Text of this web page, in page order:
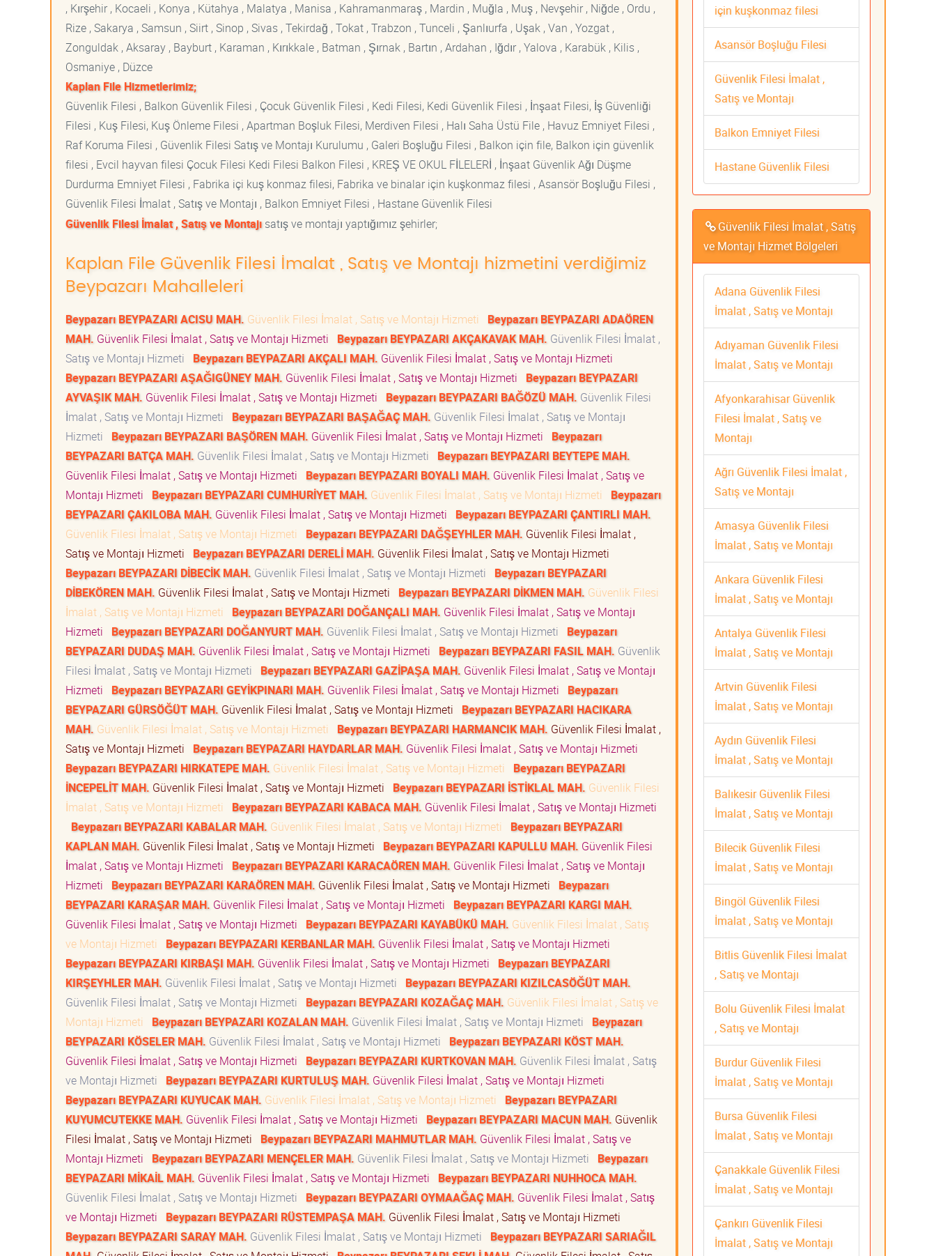
, Kırşehir , Kocaeli , Konya , Kütahya , Malatya , Manisa , Kahramanmaraş , Mardin , Muğla , Muş , Nevşehir , Niğde , Ordu ,
Rize , Sakarya , Samsun , Siirt , Sinop , Sivas , Tekirdağ , Tokat , Trabzon , Tunceli , Şanlıurfa , Uşak , Van , Yozgat ,
Zonguldak , Aksaray , Bayburt , Karaman , Kırıkkale , Batman , Şırnak , Bartın , Ardahan , Iğdır , Yalova , Karabük , Kilis ,
Osmaniye , Düzce
Kaplan File Hizmetlerimiz;
Güvenlik Filesi , Balkon Güvenlik Filesi , Çocuk Güvenlik Filesi , Kedi Filesi, Kedi Güvenlik Filesi , İnşaat Filesi, İş Güvenliği
Filesi , Kuş Filesi, Kuş Önleme Filesi , Apartman Boşluk Filesi, Merdiven Filesi , Halı Saha Üstü File , Havuz Emniyet Filesi ,
Raf Koruma Filesi , Güvenlik Filesi Satış ve Montajı Kurulumu , Galeri Boşluğu Filesi , Balkon için file, Balkon için güvenlik
filesi , Evcil hayvan filesi Çocuk Filesi Kedi Filesi Balkon Filesi , KREŞ VE OKUL FİLELERİ , İnşaat Güvenlik Ağı Düşme
Durdurma Emniyet Filesi , Fabrika içi kuş konmaz filesi, Fabrika ve binalar için kuşkonmaz filesi , Asansör Boşluğu Filesi ,
Güvenlik Filesi İmalat , Satış ve Montajı , Balkon Emniyet Filesi , Hastane Güvenlik Filesi
Güvenlik Filesi İmalat , Satış ve Montajısatış ve montajı yaptığımız şehirler;
Kaplan File Güvenlik Filesi İmalat , Satış ve Montajı hizmetini verdiğimiz
Beypazarı Mahalleleri
Beypazarı BEYPAZARI ACISU MAH. Güvenlik Filesi İmalat , Satış ve Montajı Hizmeti
Beypazarı BEYPAZARI ADAÖREN
MAH. Güvenlik Filesi İmalat , Satış ve Montajı Hizmeti Beypazarı BEYPAZARI AKÇAKAVAK MAH. Güvenlik Filesi İmalat ,
Satış ve Montajı Hizmeti
Beypazarı BEYPAZARI AKÇALI MAH. Güvenlik Filesi İmalat , Satış ve Montajı Hizmeti
Beypazarı BEYPAZARI AŞAĞIGÜNEY MAH. Güvenlik Filesi İmalat , Satış ve Montajı Hizmeti
Beypazarı BEYPAZARI
AYVAŞIK MAH. Güvenlik Filesi İmalat , Satış ve Montajı Hizmeti Beypazarı BEYPAZARI BAĞÖZÜ MAH. Güvenlik Filesi
İmalat , Satış ve Montajı Hizmeti
Beypazarı BEYPAZARI BAŞAĞAÇ MAH. Güvenlik Filesi İmalat , Satış ve Montajı
Hizmeti
Beypazarı BEYPAZARI BAŞÖREN MAH. Güvenlik Filesi İmalat , Satış ve Montajı Hizmeti
Beypazarı
BEYPAZARI BATÇA MAH. Güvenlik Filesi İmalat , Satış ve Montajı Hizmeti
Beypazarı BEYPAZARI BEYTEPE MAH.
Güvenlik Filesi İmalat , Satış ve Montajı Hizmeti
Beypazarı BEYPAZARI BOYALI MAH. Güvenlik Filesi İmalat , Satış ve
Montajı Hizmeti
Beypazarı BEYPAZARI CUMHURİYET MAH. Güvenlik Filesi İmalat , Satış ve Montajı Hizmeti
Beypazarı
BEYPAZARI ÇAKILOBA MAH. Güvenlik Filesi İmalat , Satış ve Montajı Hizmeti
Beypazarı BEYPAZARI ÇANTIRLI MAH.
Güvenlik Filesi İmalat , Satış ve Montajı Hizmeti
Beypazarı BEYPAZARI DAĞŞEYHLER MAH. Güvenlik Filesi İmalat ,
Satış ve Montajı Hizmeti
Beypazarı BEYPAZARI DERELİ MAH. Güvenlik Filesi İmalat , Satış ve Montajı Hizmeti
Beypazarı BEYPAZARI DİBECİK MAH. Güvenlik Filesi İmalat , Satış ve Montajı Hizmeti
Beypazarı BEYPAZARI
DİBEKÖREN MAH. Güvenlik Filesi İmalat , Satış ve Montajı Hizmeti Beypazarı BEYPAZARI DİKMEN MAH. Güvenlik Filesi
İmalat , Satış ve Montajı Hizmeti
Beypazarı BEYPAZARI DOĞANÇALI MAH. Güvenlik Filesi İmalat , Satış ve Montajı
Hizmeti
Beypazarı BEYPAZARI DOĞANYURT MAH. Güvenlik Filesi İmalat , Satış ve Montajı Hizmeti
Beypazarı
BEYPAZARI DUDAŞ MAH. Güvenlik Filesi İmalat , Satış ve Montajı Hizmeti Beypazarı BEYPAZARI FASIL MAH. Güvenlik
Filesi İmalat , Satış ve Montajı Hizmeti
Beypazarı BEYPAZARI GAZİPAŞA MAH. Güvenlik Filesi İmalat , Satış ve Montajı
Hizmeti
Beypazarı BEYPAZARI GEYİKPINARI MAH. Güvenlik Filesi İmalat , Satış ve Montajı Hizmeti
Beypazarı
BEYPAZARI GÜRSÖĞÜT MAH. Güvenlik Filesi İmalat , Satış ve Montajı Hizmeti
Beypazarı BEYPAZARI HACIKARA
MAH. Güvenlik Filesi İmalat , Satış ve Montajı Hizmeti Beypazarı BEYPAZARI HARMANCIK MAH. Güvenlik Filesi İmalat ,
Satış ve Montajı Hizmeti
Beypazarı BEYPAZARI HAYDARLAR MAH. Güvenlik Filesi İmalat , Satış ve Montajı Hizmeti
Beypazarı BEYPAZARI HIRKATEPE MAH. Güvenlik Filesi İmalat , Satış ve Montajı Hizmeti
Beypazarı BEYPAZARI
İNCEPELİT MAH. Güvenlik Filesi İmalat , Satış ve Montajı Hizmeti Beypazarı BEYPAZARI İSTİKLAL MAH. Güvenlik Filesi
İmalat , Satış ve Montajı Hizmeti
Beypazarı BEYPAZARI KABACA MAH. Güvenlik Filesi İmalat , Satış ve Montajı Hizmeti
Beypazarı BEYPAZARI KABALAR MAH. Güvenlik Filesi İmalat , Satış ve Montajı Hizmeti
Beypazarı BEYPAZARI
KAPLAN MAH. Güvenlik Filesi İmalat , Satış ve Montajı Hizmeti Beypazarı BEYPAZARI KAPULLU MAH. Güvenlik Filesi
İmalat , Satış ve Montajı Hizmeti
Beypazarı BEYPAZARI KARACAÖREN MAH. Güvenlik Filesi İmalat , Satış ve Montajı
Hizmeti
Beypazarı BEYPAZARI KARAÖREN MAH. Güvenlik Filesi İmalat , Satış ve Montajı Hizmeti
Beypazarı
BEYPAZARI KARAŞAR MAH. Güvenlik Filesi İmalat , Satış ve Montajı Hizmeti
Beypazarı BEYPAZARI KARGI MAH.
Güvenlik Filesi İmalat , Satış ve Montajı Hizmeti
Beypazarı BEYPAZARI KAYABÜKÜ MAH. Güvenlik Filesi İmalat , Satış
ve Montajı Hizmeti
Beypazarı BEYPAZARI KERBANLAR MAH. Güvenlik Filesi İmalat , Satış ve Montajı Hizmeti
Beypazarı BEYPAZARI KIRBAŞI MAH. Güvenlik Filesi İmalat , Satış ve Montajı Hizmeti
Beypazarı BEYPAZARI
KIRŞEYHLER MAH. Güvenlik Filesi İmalat , Satış ve Montajı Hizmeti
Beypazarı BEYPAZARI KIZILCASÖĞÜT MAH.
Güvenlik Filesi İmalat , Satış ve Montajı Hizmeti
Beypazarı BEYPAZARI KOZAĞAÇ MAH. Güvenlik Filesi İmalat , Satış ve
Montajı Hizmeti
Beypazarı BEYPAZARI KOZALAN MAH. Güvenlik Filesi İmalat , Satış ve Montajı Hizmeti
Beypazarı
BEYPAZARI KÖSELER MAH. Güvenlik Filesi İmalat , Satış ve Montajı Hizmeti
Beypazarı BEYPAZARI KÖST MAH.
Güvenlik Filesi İmalat , Satış ve Montajı Hizmeti
Beypazarı BEYPAZARI KURTKOVAN MAH. Güvenlik Filesi İmalat , Satış
ve Montajı Hizmeti
Beypazarı BEYPAZARI KURTULUŞ MAH. Güvenlik Filesi İmalat , Satış ve Montajı Hizmeti
Beypazarı BEYPAZARI KUYUCAK MAH. Güvenlik Filesi İmalat , Satış ve Montajı Hizmeti
Beypazarı BEYPAZARI
KUYUMCUTEKKE MAH. Güvenlik Filesi İmalat , Satış ve Montajı Hizmeti Beypazarı BEYPAZARI MACUN MAH. Güvenlik
Filesi İmalat , Satış ve Montajı Hizmeti
Beypazarı BEYPAZARI MAHMUTLAR MAH. Güvenlik Filesi İmalat , Satış ve
Montajı Hizmeti
Beypazarı BEYPAZARI MENÇELER MAH. Güvenlik Filesi İmalat , Satış ve Montajı Hizmeti
Beypazarı
BEYPAZARI MİKAİL MAH. Güvenlik Filesi İmalat , Satış ve Montajı Hizmeti
Beypazarı BEYPAZARI NUHHOCA MAH.
Güvenlik Filesi İmalat , Satış ve Montajı Hizmeti
Beypazarı BEYPAZARI OYMAAĞAÇ MAH. Güvenlik Filesi İmalat , Satış
ve Montajı Hizmeti
Beypazarı BEYPAZARI RÜSTEMPAŞA MAH. Güvenlik Filesi İmalat , Satış ve Montajı Hizmeti
Beypazarı BEYPAZARI SARAY MAH. Güvenlik Filesi İmalat , Satış ve Montajı Hizmeti
Beypazarı BEYPAZARI SARIAĞIL
için kuşkonmaz filesi
Asansör Boşluğu Filesi
Güvenlik Filesi İmalat ,
Satış ve Montajı
Balkon Emniyet Filesi
Hastane Güvenlik Filesi
Güvenlik Filesi İmalat , Satış
ve Montajı Hizmet Bölgeleri
Adana Güvenlik Filesi
İmalat , Satış ve Montajı
Adıyaman Güvenlik Filesi
İmalat , Satış ve Montajı
Afyonkarahisar Güvenlik
Filesi İmalat , Satış ve
Montajı
Ağrı Güvenlik Filesi İmalat ,
Satış ve Montajı
Amasya Güvenlik Filesi
İmalat , Satış ve Montajı
Ankara Güvenlik Filesi
İmalat , Satış ve Montajı
Antalya Güvenlik Filesi
İmalat , Satış ve Montajı
Artvin Güvenlik Filesi
İmalat , Satış ve Montajı
Aydın Güvenlik Filesi
İmalat , Satış ve Montajı
Balıkesir Güvenlik Filesi
İmalat , Satış ve Montajı
Bilecik Güvenlik Filesi
İmalat , Satış ve Montajı
Bingöl Güvenlik Filesi
İmalat , Satış ve Montajı
Bitlis Güvenlik Filesi İmalat
, Satış ve Montajı
Bolu Güvenlik Filesi İmalat
, Satış ve Montajı
Burdur Güvenlik Filesi
İmalat , Satış ve Montajı
Bursa Güvenlik Filesi
İmalat , Satış ve Montajı
Çanakkale Güvenlik Filesi
İmalat , Satış ve Montajı
Çankırı Güvenlik Filesi
İmalat , Satış ve Montajı